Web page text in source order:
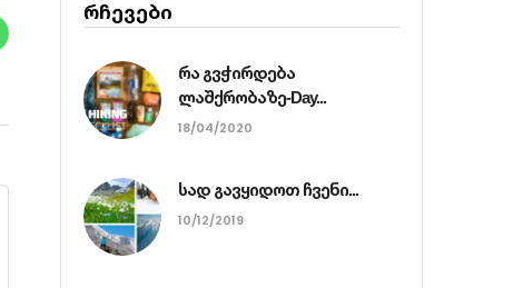
რჩევები
რა გვჭირდება
ლაშქრობაზე-Day...
18/04/2020
სად გავყიდოთ ჩვენი...
10/12/2019